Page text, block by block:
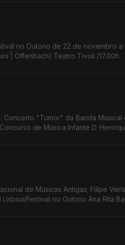
no Outono de 22 de novembro
| Offenbach) Teatro Tivoli /17.00h
Concerto "Tumor" da Banda
de Música Infante D.
de Músicas Antigas; Filipe
Festival no Outono Ana Rita